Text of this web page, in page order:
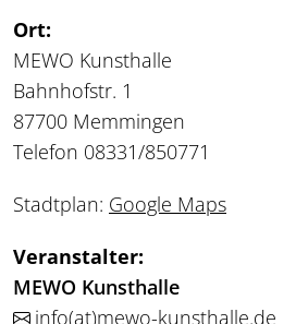
Ort:
MEWO Kunsthalle
Bahnhofstr. 1
87700 Memmingen
Telefon 08331/850771
Stadtplan: Google Maps
Veranstalter:
MEWO Kunsthalle
info(at)mewo-kunsthalle.de